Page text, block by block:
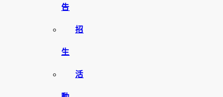
告
招
生
活